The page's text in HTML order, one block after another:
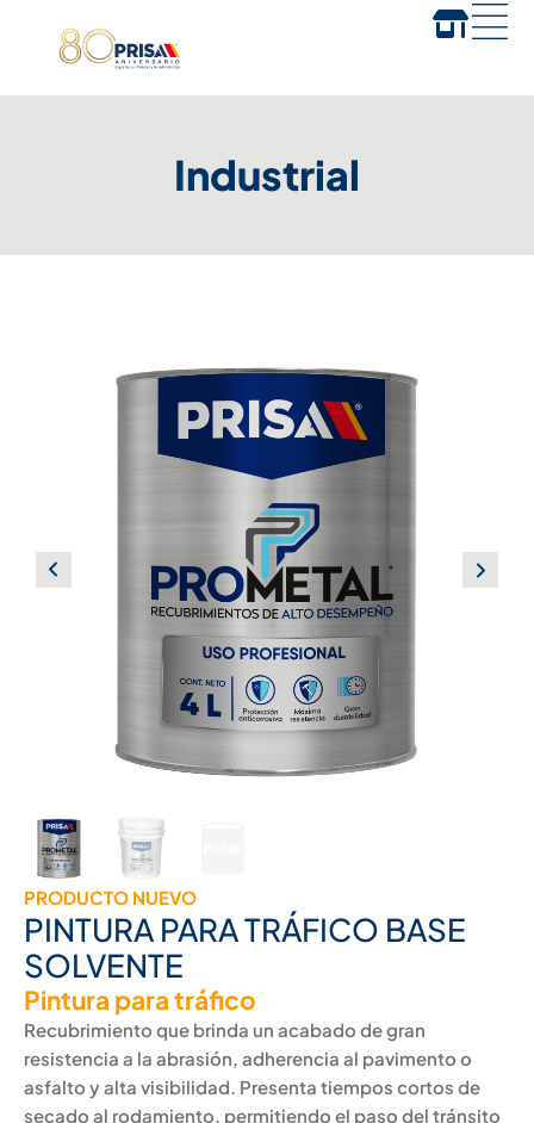
Industrial
PRODUCTO NUEVO
PINTURA PARA TRÁFICO BASE
SOLVENTE
Pintura para tráfico
Recubrimiento que brinda un acabado de gran
resistencia a la abrasión, adherencia al pavimento o
asfalto y alta visibilidad. Presenta tiempos cortos de
secado al rodamiento, permitiendo el paso del tránsito